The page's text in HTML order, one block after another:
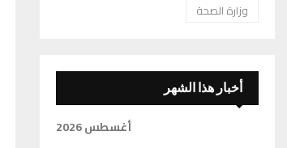
وزارة الصحة
أخبار هذا الشهر
أغسطس 2026